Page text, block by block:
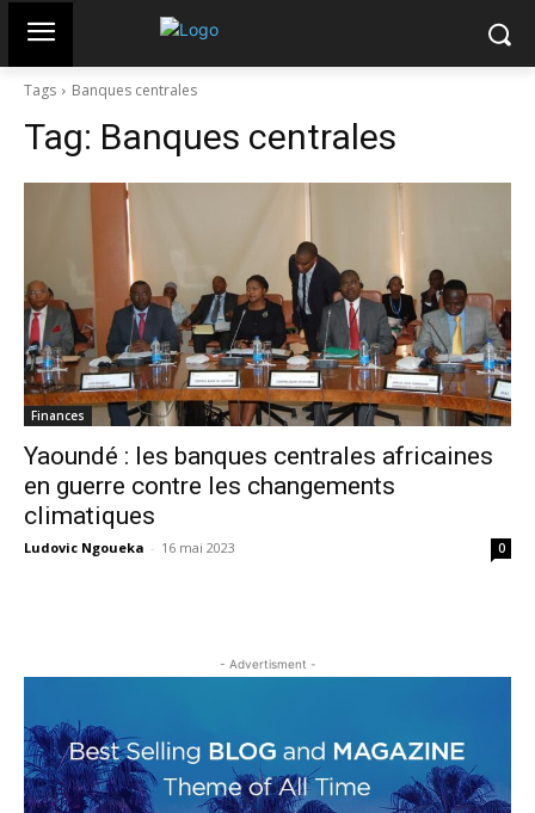
Tags Banques centrales
Tag: Banques centrales
Finances
Yaoundé : les banques centrales africaines
en guerre contre les changements
climatiques
Ludovic Ngoueka - 16 mai 2023 0
- Advertisment -